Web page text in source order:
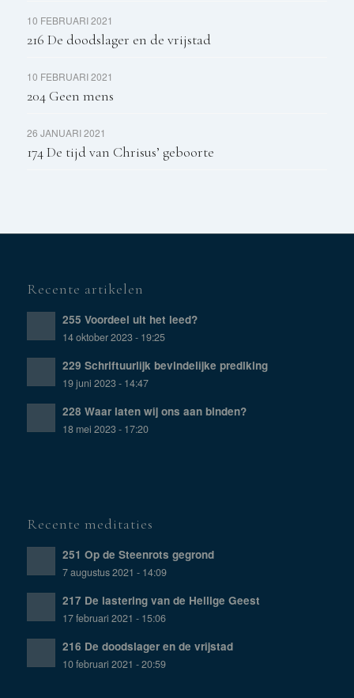
10 FEBRUARI 2021
216 De doodslager en de vrijstad
10 FEBRUARI 2021
204 Geen mens
26 JANUARI 2021
174 De tijd van Chrisus’ geboorte
Recente artikelen
255 Voordeel uit het leed?
14 oktober 2023 - 19:25
229 Schriftuurlijk bevindelijke prediking
19 juni 2023 - 14:47
228 Waar laten wij ons aan binden?
18 mei 2023 - 17:20
Recente meditaties
251 Op de Steenrots gegrond
7 augustus 2021 - 14:09
217 De lastering van de Heilige Geest
17 februari 2021 - 15:06
216 De doodslager en de vrijstad
10 februari 2021 - 20:59